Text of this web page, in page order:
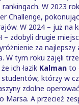
W 2023
Challenge,
W 2024 ⁠–⁠ już na
⁠–⁠ zdobyli drugie
za najlepszy
W tym roku zajęli
ich łazik Kalman to
studentów, którzy w
zdolne
Marsa. A przecież